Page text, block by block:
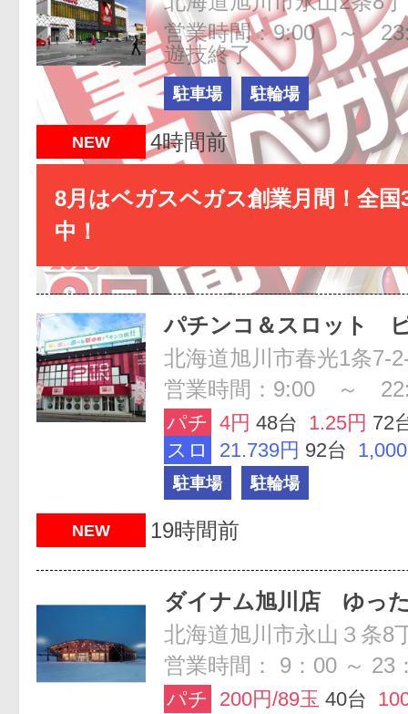
営業時間：9:00 ～
遊技終了
駐車場 駐輪場
NEW 4時間前
8月はベガスベガス創業月間！全国
中！
パチンコ＆スロット
営業時間：9:00 ～
パチ 4円 48台 1.25円 72
スロ
21.739円 92台
駐車場 駐輪場
NEW 19時間前
ダイナム旭川店 ゆっ
北海道旭川市永山３条8
営業時間： 9：00 ～ 23
パチ 200円/89玉 40台